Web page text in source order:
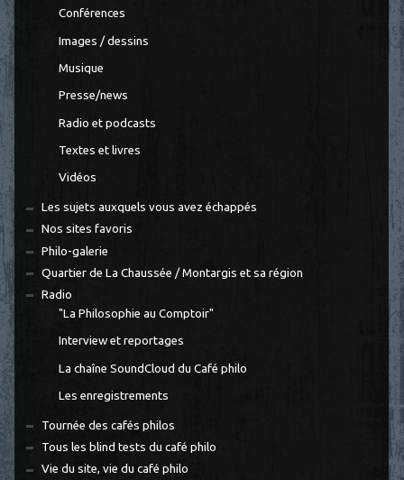
Conférences
Images / dessins
Musique
Presse/news
Radio et podcasts
Textes et livres
Vidéos
Les sujets auxquels vous avez échappés
Nos sites favoris
Philo-galerie
Quartier de La Chaussée / Montargis et sa région
Radio
"La Philosophie au Comptoir"
Interview et reportages
La chaîne SoundCloud du Café philo
Les enregistrements
Tournée des cafés philos
Tous les blind tests du café philo
Vie du site, vie du café philo